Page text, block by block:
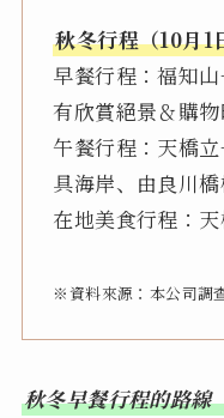
秋冬行程（10月1
早餐行程：福知
有欣賞絕景＆購物
午餐行程：天橋
具海岸、由良川橋
在地美食行程：
※資料來源：本公司調
秋冬早餐行程的路線